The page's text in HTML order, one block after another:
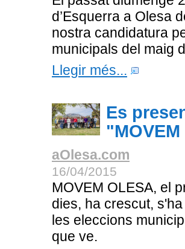
d’Esquerra a Olesa
nostra candidatura
municipals del maig
Llegir més...
Es
aOlesa.com
16/04/2015
MOVEM OLESA, el
dies, ha crescut,
les eleccions
que ve.